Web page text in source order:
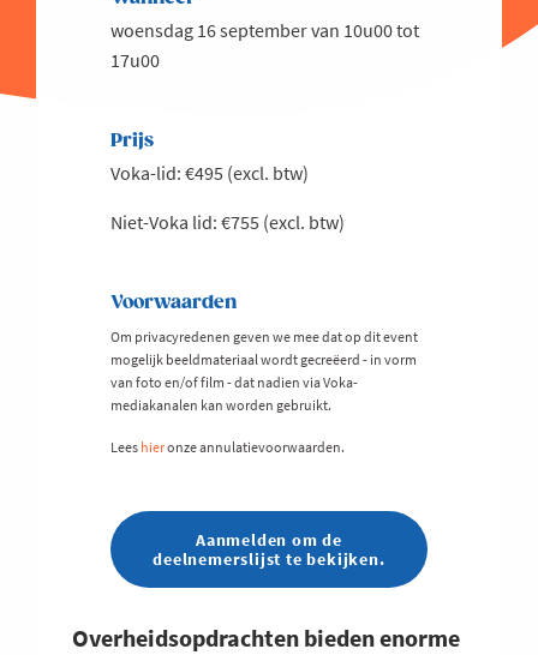
Overheidsopdrachten bieden enorme
woensdag 16 september van 10u00 tot
17u00
Prijs
Voka-lid: €495 (excl. btw)
Niet-Voka lid: €755 (excl. btw)
Voorwaarden
Om privacyredenen geven we mee dat op dit event
mogelijk beeldmateriaal wordt gecreëerd - in vorm
van foto en/of film - dat nadien via Voka-
mediakanalen kan worden gebruikt.
Lees hieronze annulatievoorwaarden.
Aanmelden om de
deelnemerslijst te bekijken.